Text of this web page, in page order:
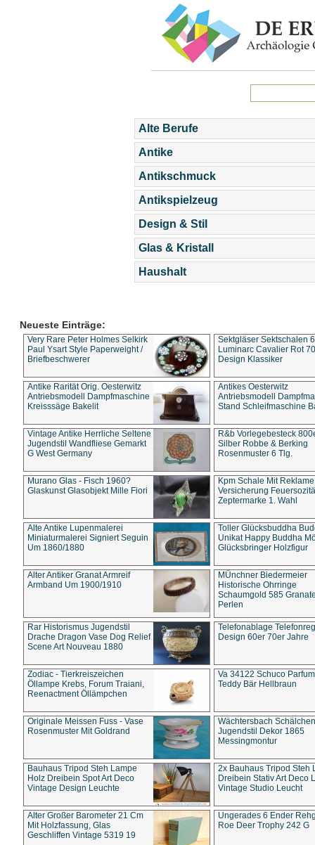
Alte Berufe
Antike
Antikschmuck
Antikspielzeug
Design & Stil
Glas & Kristall
Haushalt
Neueste Einträge:
Very Rare Peter Holmes Selkirk
Paul Ysart Style Paperweight /
Briefbeschwerer
Sektgläser Sektschalen
Luminarc Cavalier Rot
Design Klassiker
Antike Rarität Orig. Oesterwitz
Antriebsmodell Dampfmaschine
Kreisssäge Bakelit
Antikes Oesterwitz
Antriebsmodell
Stand Schleifmaschine
Vintage Antike Herrliche Seltene
Jugendstil Wandfliese Gemarkt
G West Germany
R&b Vorlegebesteck
Silber Robbe & Berking
Rosenmuster 6 Tlg.
Murano Glas - Fisch 1960?
Glaskunst Glasobjekt Mille Fiori
Kpm Schale Mit Reklame
Versicherung
Zeptermarke 1. Wahl
Alte Antike Lupenmalerei
Miniaturmalerei Signiert Seguin
Um 1860/1880
Toller Glücksbuddha
Unikat Happy Buddha
Glücksbringer Holzfigur
Alter Antiker Granat Armreif
Armband Um 1900/1910
MÜnchner Biedermeier
Historische Ohrringe
Schaumgold 585
Perlen
Rar Historismus Jugendstil
Drache Dragon Vase Dog Relief
Scene Art Nouveau 1880
Telefonablage
Design 60er 70er Jahre
Zodiac - Tierkreiszeichen
Öllampe Krebs, Forum Traiani,
Reenactment Öllämpchen
Va 34122 Schuco
Teddy Bär Hellbraun
Originale Meissen Fuss - Vase
Rosenmuster Mit Goldrand
Wächtersbach Schälchen
Jugendstil Dekor 1865
Messingmontur
Bauhaus Tripod Steh Lampe
Holz Dreibein Spot Art Deco
Vintage Design Leuchte
2x Bauhaus Tripod Steh
Dreibein Stativ Art Deco
Vintage Studio Leucht
Alter Großer Barometer 21 Cm
Mit Holzfassung, Glas
Geschliffen Vintage 5319 19
Ungerades 6 Ender
Roe Deer Trophy 242 G